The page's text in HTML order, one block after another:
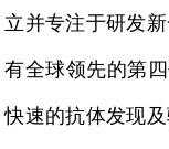
立并专注于研发
有全球领先的第
快速的抗体发现